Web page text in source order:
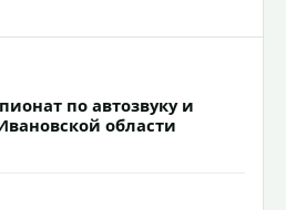
по автозвуку и
области